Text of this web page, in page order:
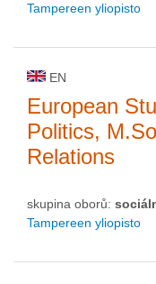
Tampereen yliopisto
EN
European
Politics,
Relations
skupina oborů:
Tampereen yliopisto